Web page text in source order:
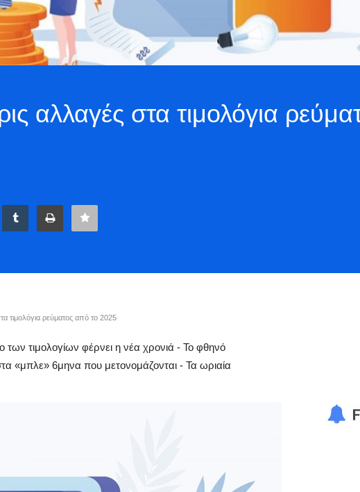
αλλαγές στα τιμολόγια
τιμολόγια ρεύματος από το 2025
τιμολογίων φέρνει η νέα χρονιά - Το φθηνό
«μπλε» 6μηνα που μετονομάζονται - Τα ωριαία